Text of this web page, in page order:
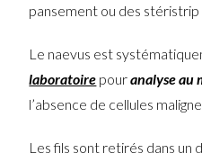
pansement ou des
Le naevus est
laboratoire pouranalyse au
l’absence de cellules
Les fils sont retirés dans un